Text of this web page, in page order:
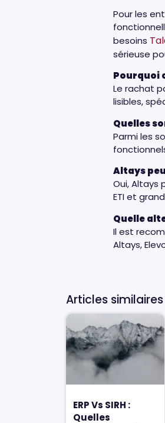
Pour les
besoins
sérieuse
Pourquoi
Le rachat
lisibles,
Quelles
Parmi les
Altays
Oui, Altays
ETI et
Quelle
Il est
Altays,
Articles similaires
ERP Vs SIRH :
Quelles